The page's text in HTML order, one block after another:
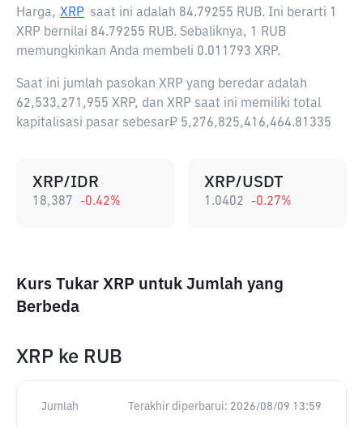
Harga, XRP saat ini adalah 84.79255 RUB. Ini berarti 1
XRP bernilai 84.79255 RUB. Sebaliknya, 1 RUB
memungkinkan Anda membeli 0.011793 XRP.
Saat ini jumlah pasokan XRP yang beredar adalah
62,533,271,955 XRP, dan XRP saat ini memiliki total
kapitalisasi pasar sebesar₽ 5,276,825,416,464.81335
XRP/IDR
18,387 -0.42%
XRP/USDT
1.0402 -0.27%
Kurs Tukar XRP untuk Jumlah yang
Berbeda
XRP ke RUB
Jumlah Terakhir diperbarui: 2026/08/09 13:59